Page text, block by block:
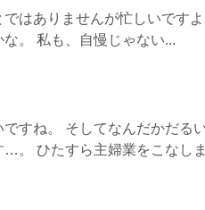
はありませんが忙しいです
。 私も、自慢じゃない...
すね。 そしてなんだかだる
。 ひたすら主婦業をこなし